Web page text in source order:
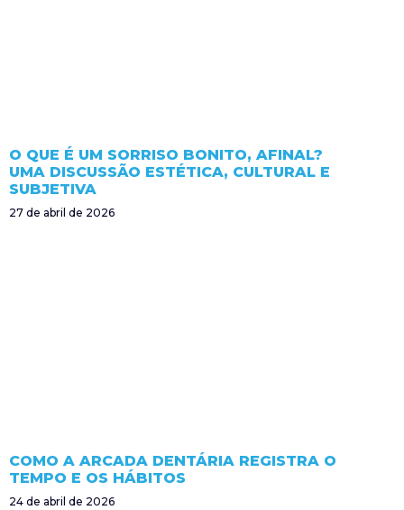
O QUE É UM SORRISO BONITO, AFINAL?
UMA DISCUSSÃO ESTÉTICA, CULTURAL E
SUBJETIVA
27 de abril de 2026
COMO A ARCADA DENTÁRIA REGISTRA O
TEMPO E OS HÁBITOS
24 de abril de 2026